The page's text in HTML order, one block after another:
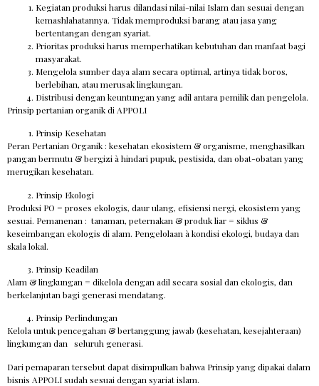
Kegiatan produksi harus dilandasi nilai-nilai Islam dan sesuai dengan
kemashlahatannya. Tidak memproduksi barang atau jasa yang
bertentangan dengan syariat.
Prioritas produksi harus memperhatikan kebutuhan dan manfaat bagi
masyarakat.
Mengelola sumber daya alam secara optimal, artinya tidak boros,
berlebihan, atau merusak lingkungan.
Distribusi dengan keuntungan yang adil antara pemilik dan pengelola.
Prinsip pertanian organik di APPOLI
Prinsip Kesehatan
Peran Pertanian Organik : kesehatan ekosistem & organisme, menghasilkan
pangan bermutu & bergizi à hindari pupuk, pestisida, dan obat-obatan yang
merugikan kesehatan.
Prinsip Ekologi
Produksi PO = proses ekologis, daur ulang, efisiensi nergi, ekosistem yang
sesuai. Pemanenan : tanaman, peternakan & produk liar = siklus &
keseimbangan ekologis di alam. Pengelolaan à kondisi ekologi, budaya dan
skala lokal.
Prinsip Keadilan
Alam & lingkungan = dikelola dengan adil secara sosial dan ekologis, dan
berkelanjutan bagi generasi mendatang.
Prinsip Perlindungan
Kelola untuk pencegahan & bertanggung jawab (kesehatan, kesejahteraan)
lingkungan dan seluruh generasi.
Dari pemaparan tersebut dapat disimpulkan bahwa Prinsip yang dipakai dalam
bisnis APPOLI sudah sesuai dengan syariat islam.